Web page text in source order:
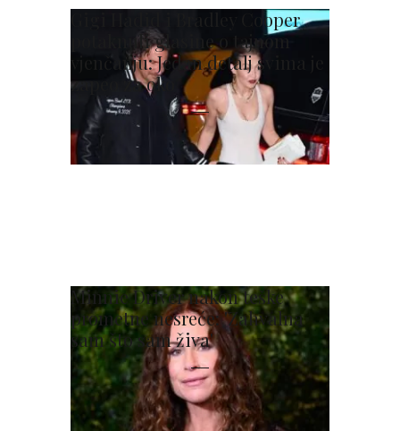
Gigi Hadid i Bradley Cooper
potaknuli glasine o tajnom
vjenčanju: Jedan detalj svima je
zapeo za oko
Minnie Driver nakon teške
prometne nesreće: 'Zahvalna
sam što sam živa'